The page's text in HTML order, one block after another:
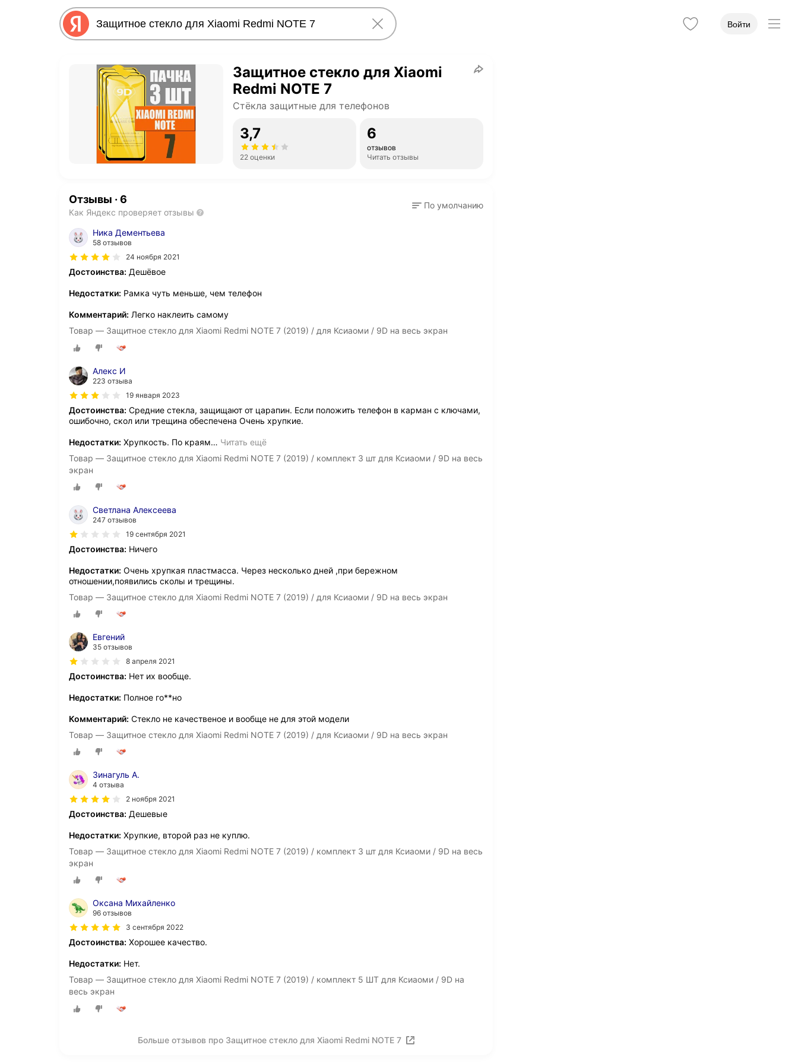
Войти
Защитное стекло для Xiaomi
Redmi NOTE 7
Стёкла защитные для телефонов
3,7
22 оценки
6
отзывов
Читать отзывы
Отзывы · 6
Как Яндекс проверяет отзывы
По умолчанию
Ника Дементьева
58 отзывов
24 ноября 2021
Достоинства: Дешёвое
Недостатки: Рамка чуть меньше, чем телефон
Комментарий: Легко наклеить самому
Товар — Защитное стекло для Xiaomi Redmi NOTE 7 (2019) / для Ксиаоми / 9D на весь экран
Алекс И
223 отзыва
19 января 2023
Достоинства: Средние стекла, защищают от царапин. Если положить телефон в карман с ключами,
ошибочно, скол или трещина обеспечена Очень хрупкие.
Недостатки: Хрупкость. По краям… Читать ещё
Товар — Защитное стекло для Xiaomi Redmi NOTE 7 (2019) / комплект 3 шт для Ксиаоми / 9D на весь
экран
Светлана Алексеева
247 отзывов
19 сентября 2021
Достоинства: Ничего
Недостатки: Очень хрупкая пластмасса. Через несколько дней ,при бережном
отношении,появились сколы и трещины.
Товар — Защитное стекло для Xiaomi Redmi NOTE 7 (2019) / для Ксиаоми / 9D на весь экран
Евгений
35 отзывов
8 апреля 2021
Достоинства: Нет их вообще.
Недостатки: Полное го**но
Комментарий: Стекло не качественое и вообще не для этой модели
Товар — Защитное стекло для Xiaomi Redmi NOTE 7 (2019) / для Ксиаоми / 9D на весь экран
Зинагуль А.
4 отзыва
2 ноября 2021
Достоинства: Дешевые
Недостатки: Хрупкие, второй раз не куплю.
Товар — Защитное стекло для Xiaomi Redmi NOTE 7 (2019) / комплект 3 шт для Ксиаоми / 9D на весь
экран
Оксана Михайленко
96 отзывов
3 сентября 2022
Достоинства: Хорошее качество.
Недостатки: Нет.
Товар — Защитное стекло для Xiaomi Redmi NOTE 7 (2019) / комплект 5 ШТ для Ксиаоми / 9D на
весь экран
Больше отзывов про Защитное стекло для Xiaomi Redmi NOTE 7